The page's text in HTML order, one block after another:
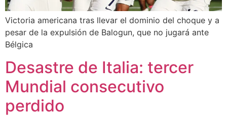
Victoria americana tras llevar el dominio del choque y a
pesar de la expulsión de Balogun, que no jugará ante
Bélgica
Desastre de Italia: tercer
Mundial consecutivo
perdido